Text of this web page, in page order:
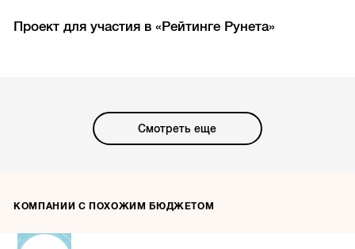
Проект для участия в «Рейтинге Рунета»
Смотреть еще
КОМПАНИИ С ПОХОЖИМ БЮДЖЕТОМ